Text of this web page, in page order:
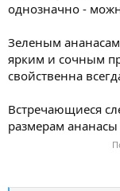
однозначно -
Зеленым
ярким и сочным
свойственна
Встречающиеся
размерам